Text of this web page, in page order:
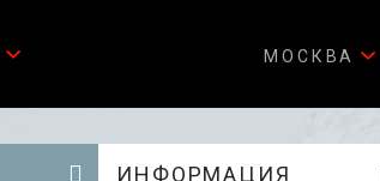
МОСКВА
ИНФОРМАЦИЯ